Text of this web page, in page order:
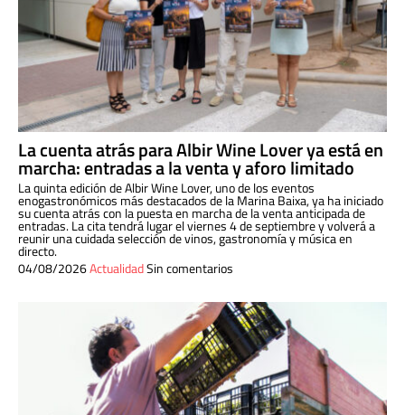
La cuenta atrás para Albir Wine Lover ya está en
marcha: entradas a la venta y aforo limitado
La quinta edición de Albir Wine Lover, uno de los eventos
enogastronómicos más destacados de la Marina Baixa, ya ha iniciado
su cuenta atrás con la puesta en marcha de la venta anticipada de
entradas. La cita tendrá lugar el viernes 4 de septiembre y volverá a
reunir una cuidada selección de vinos, gastronomía y música en
directo.
04/08/2026ActualidadSin comentarios